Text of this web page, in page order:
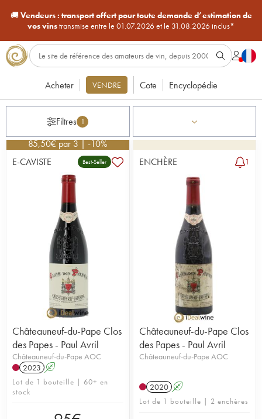
🚚Vendeurs : transport offert pour toute demande d’estimation de
vos vinstransmise entre le 01.07.2026 et le 31.08.2026 inclus*
Acheter VENDRE Cote Encyclopédie
Filtres 1
85,50€par 3 | -10%
E-CAVISTE
Best-Seller
Châteauneuf-du-Pape Clos
des Papes - Paul Avril
Châteauneuf-du-Pape AOC
2023 A
Lot de 1 bouteille | 60+ en
stock
ENCHÈRE 1
Châteauneuf-du-Pape Clos
des Papes - Paul Avril
Châteauneuf-du-Pape AOC
2020 A
Lot de 1 bouteille | 2 enchères